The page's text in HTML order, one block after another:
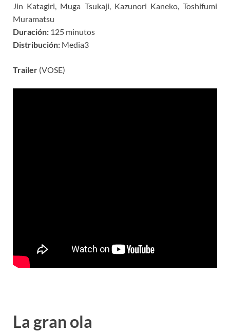
Jin Katagiri, Muga Tsukaji, Kazunori Kaneko, Toshifumi
Muramatsu
Duración: 125 minutos
Distribución: Media3
Trailer (VOSE)
La gran ola